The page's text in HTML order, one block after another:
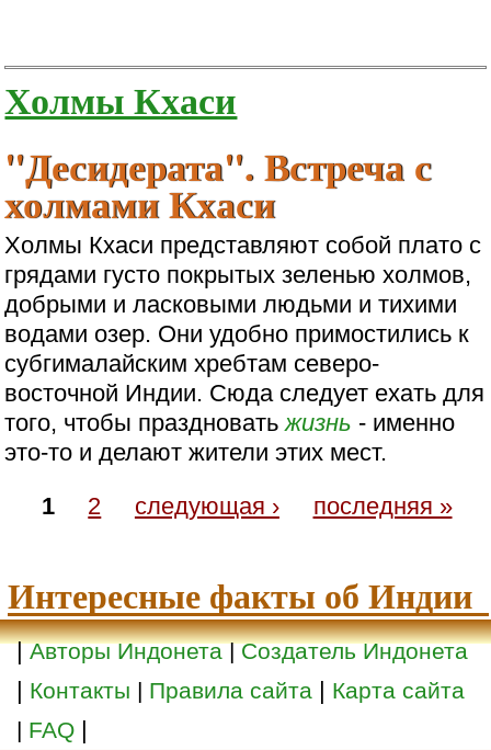
Холмы Кхаси
"Десидерата". Встреча с
холмами Кхаси
Холмы Кхаси представляют собой плато с
грядами густо покрытых зеленью холмов,
добрыми и ласковыми людьми и тихими
водами озер. Они удобно примостились к
субгималайским хребтам северо-
восточной Индии. Сюда следует ехать для
того, чтобы праздноватьжизнь - именно
это-то и делают жители этих мест.
1
2 следующая › последняя »
Интересные факты об Индии
|Авторы Индонета|Создатель Индонета
| Контакты | Правила сайта | Карта сайта
| FAQ |